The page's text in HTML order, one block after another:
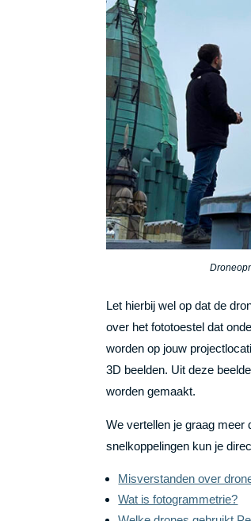
Let hierbij wel op dat de
over het fototoestel dat
worden op jouw
3D beelden. Uit deze
worden gemaakt.
We vertellen je graag meer
snelkoppelingen kun je
Misverstanden over
Wat is fotogrammetrie?